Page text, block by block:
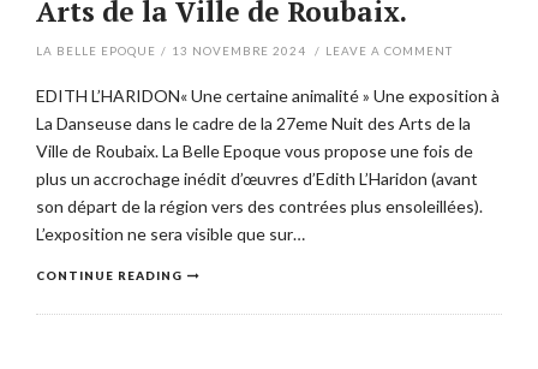
Arts de la Ville de Roubaix.
LA BELLE EPOQUE / 13 NOVEMBRE 2024 / LEAVE A COMMENT
EDITH L’HARIDON« Une certaine animalité » Une exposition à
La Danseuse dans le cadre de la 27eme Nuit des Arts de la
Ville de Roubaix. La Belle Epoque vous propose une fois de
plus un accrochage inédit d’œuvres d’Edith L’Haridon (avant
son départ de la région vers des contrées plus ensoleillées).
L’exposition ne sera visible que sur…
CONTINUE READING